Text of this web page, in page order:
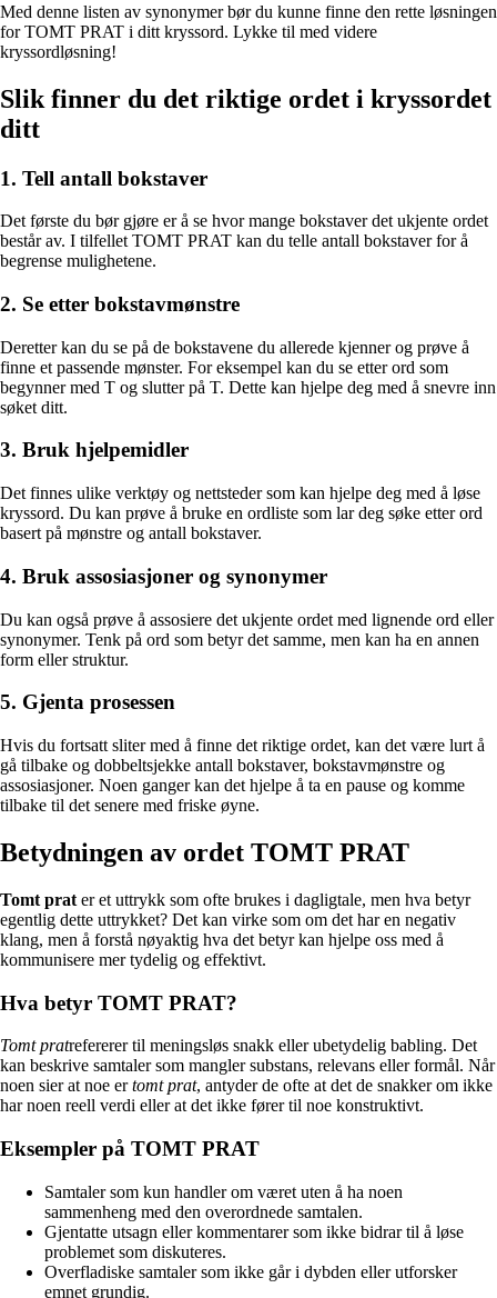
Med denne listen av synonymer bør du kunne finne den rette løsningen
for TOMT PRAT i ditt kryssord. Lykke til med videre
kryssordløsning!
Slik finner du det riktige ordet i kryssordet
ditt
1. Tell antall bokstaver
Det første du bør gjøre er å se hvor mange bokstaver det ukjente ordet
består av. I tilfellet TOMT PRAT kan du telle antall bokstaver for å
begrense mulighetene.
2. Se etter bokstavmønstre
Deretter kan du se på de bokstavene du allerede kjenner og prøve å
finne et passende mønster. For eksempel kan du se etter ord som
begynner med T og slutter på T. Dette kan hjelpe deg med å snevre inn
søket ditt.
3. Bruk hjelpemidler
Det finnes ulike verktøy og nettsteder som kan hjelpe deg med å løse
kryssord. Du kan prøve å bruke en ordliste som lar deg søke etter ord
basert på mønstre og antall bokstaver.
4. Bruk assosiasjoner og synonymer
Du kan også prøve å assosiere det ukjente ordet med lignende ord eller
synonymer. Tenk på ord som betyr det samme, men kan ha en annen
form eller struktur.
5. Gjenta prosessen
Hvis du fortsatt sliter med å finne det riktige ordet, kan det være lurt å
gå tilbake og dobbeltsjekke antall bokstaver, bokstavmønstre og
assosiasjoner. Noen ganger kan det hjelpe å ta en pause og komme
tilbake til det senere med friske øyne.
Betydningen av ordet TOMT PRAT
Tomt prat er et uttrykk som ofte brukes i dagligtale, men hva betyr
egentlig dette uttrykket? Det kan virke som om det har en negativ
klang, men å forstå nøyaktig hva det betyr kan hjelpe oss med å
kommunisere mer tydelig og effektivt.
Hva betyr TOMT PRAT?
Tomt pratrefererer til meningsløs snakk eller ubetydelig babling. Det
kan beskrive samtaler som mangler substans, relevans eller formål. Når
noen sier at noe ertomt prat, antyder de ofte at det de snakker om ikke
har noen reell verdi eller at det ikke fører til noe konstruktivt.
Eksempler på TOMT PRAT
Samtaler som kun handler om været uten å ha noen
sammenheng med den overordnede samtalen.
Gjentatte utsagn eller kommentarer som ikke bidrar til å løse
problemet som diskuteres.
Overfladiske samtaler som ikke går i dybden eller utforsker
emnet grundig.